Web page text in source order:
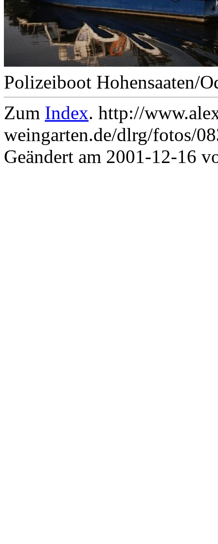
Polizeiboot Hohensaaten/
Zum Index. http://
weingarten.de/dlrg/fotos/
Geändert am 2001-12-16